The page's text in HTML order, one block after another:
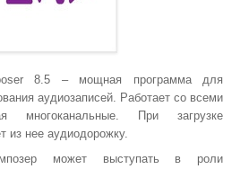
8.5 – мощная программа для
аудиозаписей. Работает со всеми
многоканальные. При загрузке
из нее аудиодорожку.
может выступать в роли